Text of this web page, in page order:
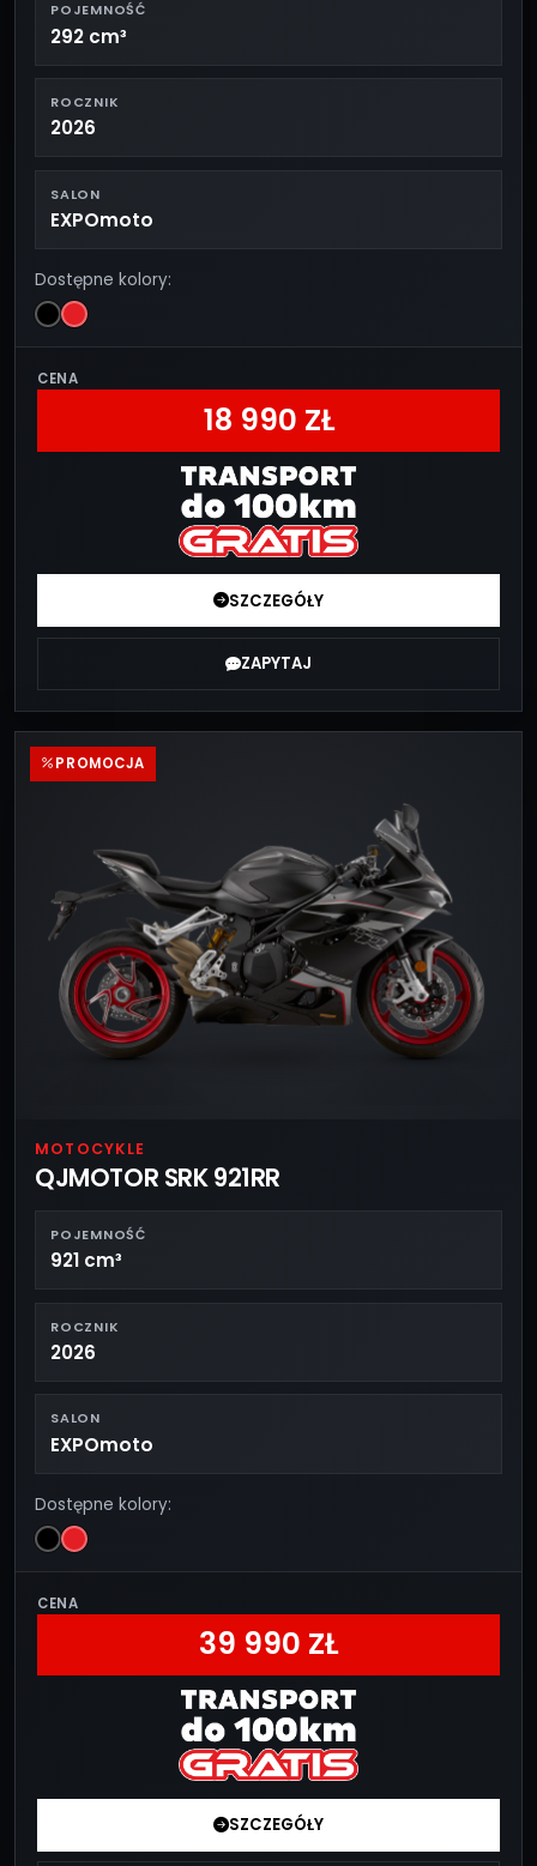
POJEMNOŚĆ
292 cm³
ROCZNIK
2026
SALON
EXPOmoto
Dostępne kolory:
CENA
18 990 ZŁ
SZCZEGÓŁY
ZAPYTAJ
PROMOCJA
MOTOCYKLE
QJMOTOR SRK 921RR
POJEMNOŚĆ
921 cm³
ROCZNIK
2026
SALON
EXPOmoto
Dostępne kolory:
CENA
39 990 ZŁ
SZCZEGÓŁY